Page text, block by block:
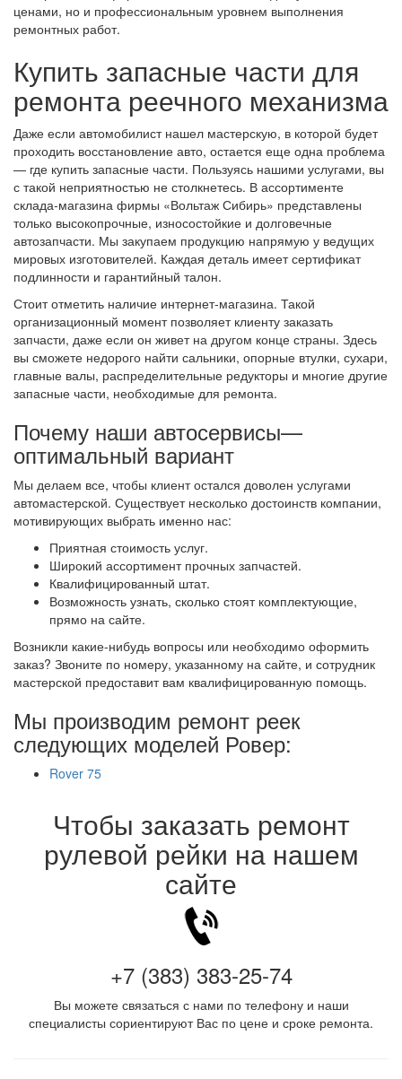
ценами, но и профессиональным уровнем выполнения
ремонтных работ.
Купить запасные части для
ремонта реечного механизма
Даже если автомобилист нашел мастерскую, в которой будет
проходить восстановление авто, остается еще одна проблема
— где купить запасные части. Пользуясь нашими услугами, вы
с такой неприятностью не столкнетесь. В ассортименте
склада-магазина фирмы «Вольтаж Сибирь» представлены
только высокопрочные, износостойкие и долговечные
автозапчасти. Мы закупаем продукцию напрямую у ведущих
мировых изготовителей. Каждая деталь имеет сертификат
подлинности и гарантийный талон.
Стоит отметить наличие интернет-магазина. Такой
организационный момент позволяет клиенту заказать
запчасти, даже если он живет на другом конце страны. Здесь
вы сможете недорого найти сальники, опорные втулки, сухари,
главные валы, распределительные редукторы и многие другие
запасные части, необходимые для ремонта.
Почему наши автосервисы—
оптимальный вариант
Мы делаем все, чтобы клиент остался доволен услугами
автомастерской. Существует несколько достоинств компании,
мотивирующих выбрать именно нас:
Приятная стоимость услуг.
Широкий ассортимент прочных запчастей.
Квалифицированный штат.
Возможность узнать, сколько стоят комплектующие,
прямо на сайте.
Возникли какие-нибудь вопросы или необходимо оформить
заказ? Звоните по номеру, указанному на сайте, и сотрудник
мастерской предоставит вам квалифицированную помощь.
Мы производим ремонт реек
следующих моделей Ровер:
Rover 75
Чтобы заказать ремонт
рулевой рейки на нашем
сайте
+7 (383) 383-25-74
Вы можете связаться с нами по телефону и наши
специалисты сориентируют Вас по цене и сроке ремонта.